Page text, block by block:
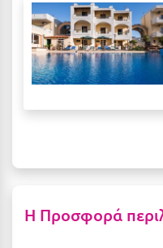
Μάνη
Μαραθώνας Αττικής
Μαρώνεια
Μεσσηνία
Η Προσφορά